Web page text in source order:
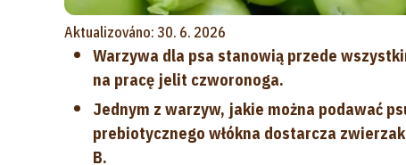
Aktualizováno: 30. 6. 2026
Warzywa dla psa stanowią przede
na pracę jelit czworonoga.
Jednym z warzyw, jakie można podawać
prebiotycznego włókna dostarcza
B.